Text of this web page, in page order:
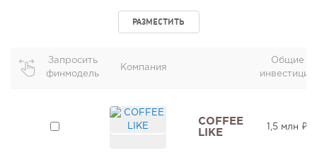
РАЗМЕСТИТЬ
Запросить
финмодель
Компания
Общие
инвестиции
COFFEE
LIKE
1,5 млн ₽